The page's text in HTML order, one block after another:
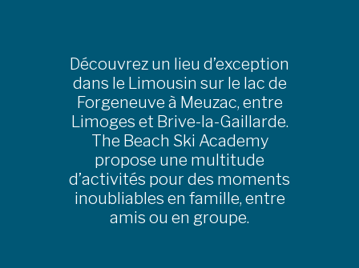
Découvrez un lieu d’exception
dans le Limousin sur le lac de
Forgeneuve à Meuzac, entre
Limoges et Brive-la-Gaillarde.
The Beach Ski Academy
propose une multitude
d’activités pour des moments
inoubliables en famille, entre
amis ou en groupe.